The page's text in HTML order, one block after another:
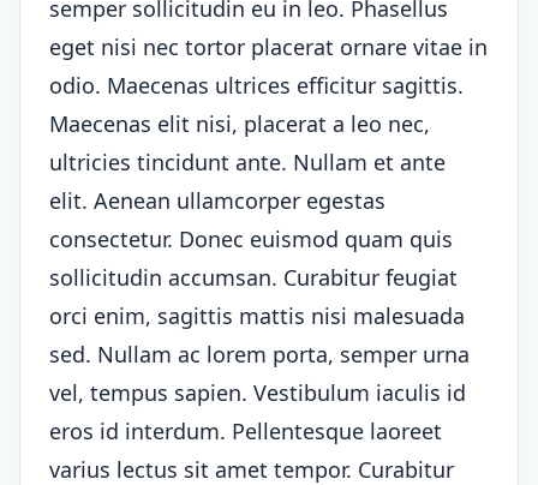
semper sollicitudin eu in leo. Phasellus
eget nisi nec tortor placerat ornare vitae in
odio. Maecenas ultrices efficitur sagittis.
Maecenas elit nisi, placerat a leo nec,
ultricies tincidunt ante. Nullam et ante
elit. Aenean ullamcorper egestas
consectetur. Donec euismod quam quis
sollicitudin accumsan. Curabitur feugiat
orci enim, sagittis mattis nisi malesuada
sed. Nullam ac lorem porta, semper urna
vel, tempus sapien. Vestibulum iaculis id
eros id interdum. Pellentesque laoreet
varius lectus sit amet tempor. Curabitur